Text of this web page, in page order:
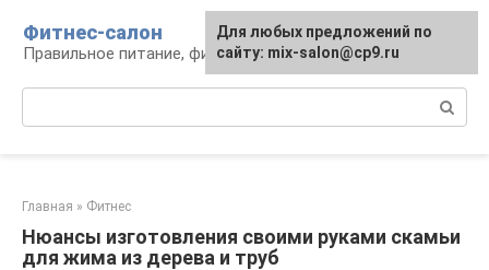
контенту
Фитнес-салон
Правильное питание, фитнес, образ жизни
Главная » Фитнес
Нюансы изготовления своими руками скамьи
для жима из дерева и труб
Для любых предложений по
сайту: mix-salon@cp9.ru